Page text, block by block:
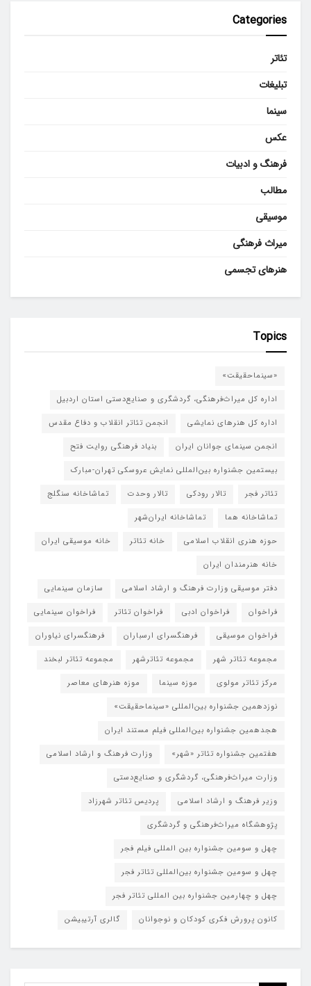
Categories
تئاتر
تبلیغات
سینما
عکس
فرهنگ و ادبیات
مطالب
موسیقی
میراث فرهنگی
هنرهای تجسمی
Topics
«سینماحقیقت»
اداره کل میراث‌فرهنگی، گردشگری و صنایع‌دستی استان اردبیل
اداره کل هنرهای نمایشی
انجمن تئاتر انقلاب و دفاع مقدس
انجمن سینمای جوانان ایران
بنیاد فرهنگی روایت فتح
بیستمین جشنواره بین‌المللی نمایش عروسکی تهران-مبارک
تئاتر فجر
تالار رودکی تالار وحدت
تماشاخانه سنگلج
تماشاخانه هما
تماشاخانه‌ ایران‌شهر
حوزه هنری انقلاب اسلامی
خانه تئاتر
خانه موسیقی ایران
خانه هنرمندان ایران
دفتر موسیقی وزارت فرهنگ و ارشاد اسلامی
سازمان سینمایی
فراخوان
فراخوان ادبی فراخوان تئاتر
فراخوان سینمایی
فراخوان موسیقی
فرهنگسرای ارسباران
فرهنگسرای نیاوران
مجموعه تئاتر شهر
مجموعه تئاترشهر
مجموعه تئاتر لبخند
مرکز تئاتر مولوی
موزه سینما
موزه هنرهای معاصر
نوزدهمین جشنواره بین‌المللی «سینماحقیقت»
هجدهمین جشنواره بین‌المللی فیلم مستند ایران
هفتمین جشنواره تئاتر «شهر»
وزارت فرهنگ و ارشاد اسلامی
وزارت میراث‌فرهنگی، گردشگری و صنایع‌دستی
وزیر فرهنگ و ارشاد اسلامی
پردیس تئاتر شهرزاد
پژوهشگاه میراث‌فرهنگی و گردشگری
چهل و سومین جشنواره بین المللی فیلم فجر
چهل و سومین جشنواره بین‌المللی تئاتر فجر
چهل و چهارمین جشنواره بین المللی تئاتر فجر
کانون پرورش فکری کودکان و نوجوانان
گالری آرتیبیشن